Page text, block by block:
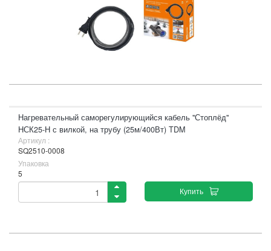
Нагревательный саморегулирующийся кабель "Стоплёд"
НСК25-Н с вилкой, на трубу (25м/400Вт) TDM
Артикул :
SQ2510-0008
Упаковка
5
Купить